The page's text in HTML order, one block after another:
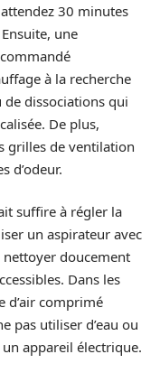
30 minutes
une
à la recherche
dissociations qui
De plus,
grilles de ventilation
d’odeur.
suffire à régler la
un aspirateur avec
doucement
Dans les
d’air comprimé
pas utiliser d’eau ou
appareil électrique.